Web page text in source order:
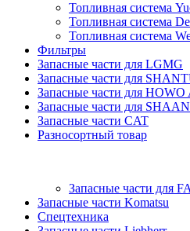
Топливная система
Топливная система
Топливная система
Фильтры
Запасные части для LGMG
Запасные части для
Запасные части для
Запасные части для
Запасные части CAT
Разносортный товар
Запасные части для
Запасные части Komatsu
Спецтехника